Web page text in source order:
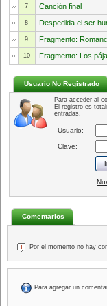
7 Canción final
8 Despedida el ser
9 Fragmento:
10 Fragmento: Los
Usuario No Registrado
Para acceder al
El registro es
entradas.
Usuario:
Clave:
Comentarios
Por el momento no hay
Para agregar un